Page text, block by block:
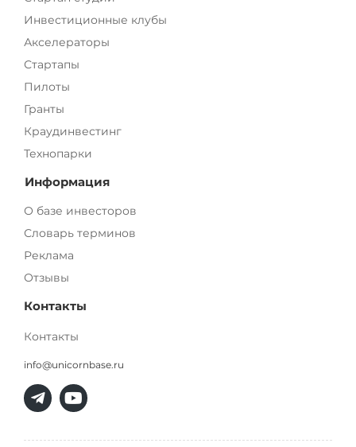
Инвестиционные клубы
Акселераторы
Стартапы
Пилоты
Гранты
Краудинвестинг
Технопарки
Информация
О базе инвесторов
Словарь терминов
Реклама
Отзывы
Контакты
Контакты
info@unicornbase.ru